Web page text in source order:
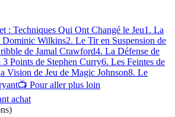
: Techniques Qui Ont Changé le Jeu1. La
Dominic Wilkins2. Le Tir en Suspension de
de Jamal Crawford4. La Défense de
Points de Stephen Curry6. Les Feintes de
Vision de Jeu de Magic Johnson8. Le
📺 Pour aller plus loin
achat
)